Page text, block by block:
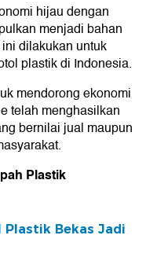
hijau dengan
menjadi bahan
dilakukan untuk
plastik di Indonesia.
mendorong ekonomi
telah menghasilkan
bernilai jual maupun
Plastik
Plastik Bekas Jadi